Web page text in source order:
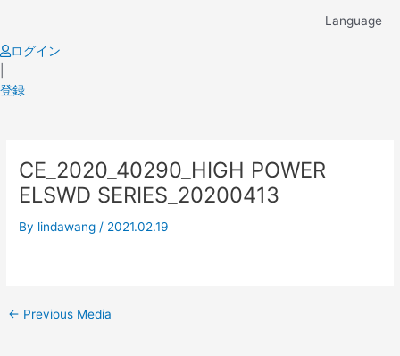
content
Language
ログイン
登録
CE_2020_40290_HIGH POWER
ELSWD SERIES_20200413
By lindawang / 2021.02.19
navigation
← Previous Media